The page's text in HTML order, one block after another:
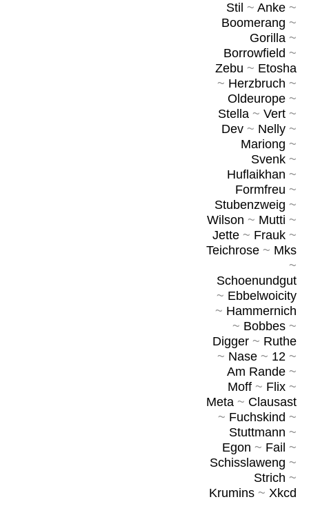
Stil ~ Anke~
Boomerang ~
Gorilla~
Borrowfield ~
Zebu ~ Etosha
~ Herzbruch ~
Oldeurope~
Stella~ Vert~
Dev~ Nelly~
Mariong ~
Svenk~
Huflaikhan ~
Formfreu ~
Stubenzweig ~
Wilson ~ Mutti ~
Jette~ Frauk~
Teichrose~ Mks
~
Schoenundgut
~ Ebbelwoicity
~ Hammernich
~ Bobbes~
Digger~ Ruthe
~ Nase~ 12~
Am Rande~
Moff~ Flix~
Meta~ Clausast
~ Fuchskind ~
Stuttmann ~
Egon ~ Fail ~
Schisslaweng ~
Strich ~
Krumins~ Xkcd